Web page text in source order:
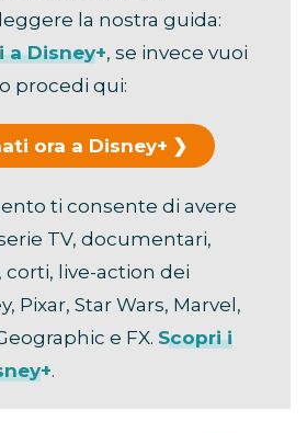
la nostra guida:
a Disney+, se invece vuoi
procedi qui:
ora a Disney+
ti consente di avere
TV, documentari,
live-action dei
Pixar, Star Wars, Marvel,
e FX. Scopri i
.